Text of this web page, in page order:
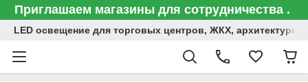
Приглашаем магазины для сотрудничества .
LED освещение для торговых центров, ЖКХ,